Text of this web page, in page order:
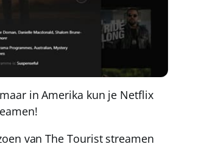
in Amerika kun je Netflix
van The Tourist streamen